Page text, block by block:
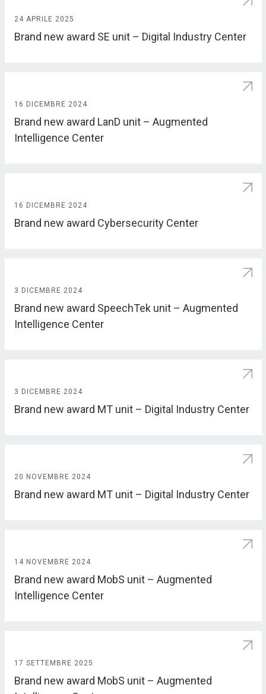
24 APRILE 2025
Brand new award SE unit – Digital Industry Center
16 DICEMBRE 2024
Brand new award LanD unit – Augmented
Intelligence Center
16 DICEMBRE 2024
Brand new award Cybersecurity Center
3 DICEMBRE 2024
Brand new award SpeechTek unit – Augmented
Intelligence Center
3 DICEMBRE 2024
Brand new award MT unit – Digital Industry Center
20 NOVEMBRE 2024
Brand new award MT unit – Digital Industry Center
14 NOVEMBRE 2024
Brand new award MobS unit – Augmented
Intelligence Center
17 SETTEMBRE 2025
Brand new award MobS unit – Augmented